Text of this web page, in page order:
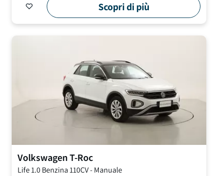
Scopri di più
VolkswagenT-Roc
Life1.0 Benzina 110CV-Manuale